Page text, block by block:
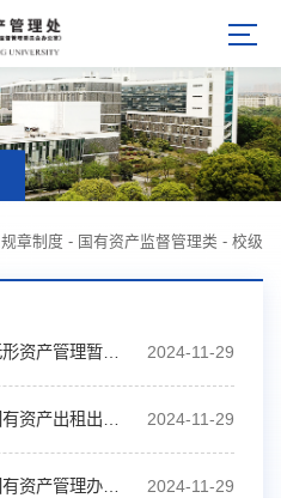
规章制度 - 国有资产监督管理类 - 校级
2024-11-29
2024-11-29
2024-11-29